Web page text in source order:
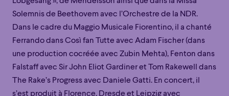
Solemnisde Beethovem avec l’Orchestre de la NDR.
Dans le cadre du Maggio Musicale Fiorentino, il a chanté
FerrandodansCosì fan Tutte avec Adam Fischer (dans
une production cocréée avec Zubin Mehta), Fenton dans
Falstaffavec Sir John Eliot Gardiner et Tom Rakewell dans
The Rake’s Progressavec Daniele Gatti. En concert, il
s’est produit à Florence, Dresde et Leipzig avec